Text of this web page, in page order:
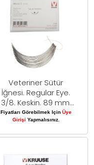
Veteriner Sütür
İğnesi. Regular Eye.
3/8. Keskin. 89 mm.
10/pk
Fiyatları Görebilmek Için Üye
Girişi Yapmalısınız.